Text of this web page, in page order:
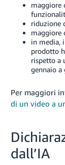
- IN
ไทย
- TH
தமிழ்
Tiếng
VN
Deutsch
Registrati
maggiore
riduzione
maggiore
in media,
prodotto
rispetto a
gennaio a
Per maggiori
di un video a
dall’IA